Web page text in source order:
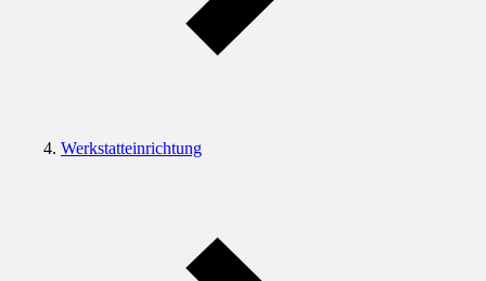
Werkstatteinrichtung